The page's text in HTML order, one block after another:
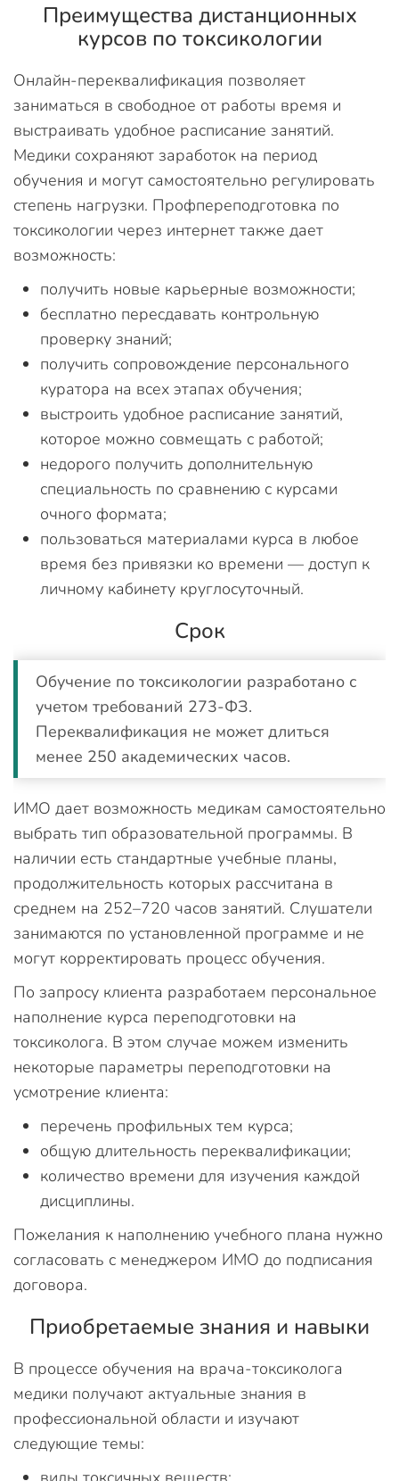
Преимущества дистанционных
курсов по токсикологии
Онлайн-переквалификация позволяет
заниматься в свободное от работы время и
выстраивать удобное расписание занятий.
Медики сохраняют заработок на период
обучения и могут самостоятельно регулировать
степень нагрузки. Профпереподготовка по
токсикологии через интернет также дает
возможность:
получить новые карьерные возможности;
бесплатно пересдавать контрольную
проверку знаний;
получить сопровождение персонального
куратора на всех этапах обучения;
выстроить удобное расписание занятий,
которое можно совмещать с работой;
недорого получить дополнительную
специальность по сравнению с курсами
очного формата;
пользоваться материалами курса в любое
время без привязки ко времени — доступ к
личному кабинету круглосуточный.
Срок
Обучение по токсикологии разработано с
учетом требований 273-ФЗ.
Переквалификация не может длиться
менее 250 академических часов.
ИМО дает возможность медикам самостоятельно
выбрать тип образовательной программы. В
наличии есть стандартные учебные планы,
продолжительность которых рассчитана в
среднем на 252–720 часов занятий. Слушатели
занимаются по установленной программе и не
могут корректировать процесс обучения.
По запросу клиента разработаем персональное
наполнение курса переподготовки на
токсиколога. В этом случае можем изменить
некоторые параметры переподготовки на
усмотрение клиента:
перечень профильных тем курса;
общую длительность переквалификации;
количество времени для изучения каждой
дисциплины.
Пожелания к наполнению учебного плана нужно
согласовать с менеджером ИМО до подписания
договора.
Приобретаемые знания и навыки
В процессе обучения на врача-токсиколога
медики получают актуальные знания в
профессиональной области и изучают
следующие темы: